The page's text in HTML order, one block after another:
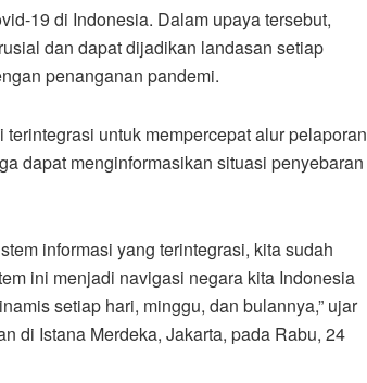
19 di Indonesia. Dalam upaya tersebut,
dan dapat dijadikan landasan setiap
penanganan pandemi.
untuk mempercepat alur pelaporan
dapat menginformasikan situasi penyebaran
informasi yang terintegrasi, kita sudah
ini menjadi navigasi negara kita Indonesia
setiap hari, minggu, dan bulannya,” ujar
di Istana Merdeka, Jakarta, pada Rabu, 24